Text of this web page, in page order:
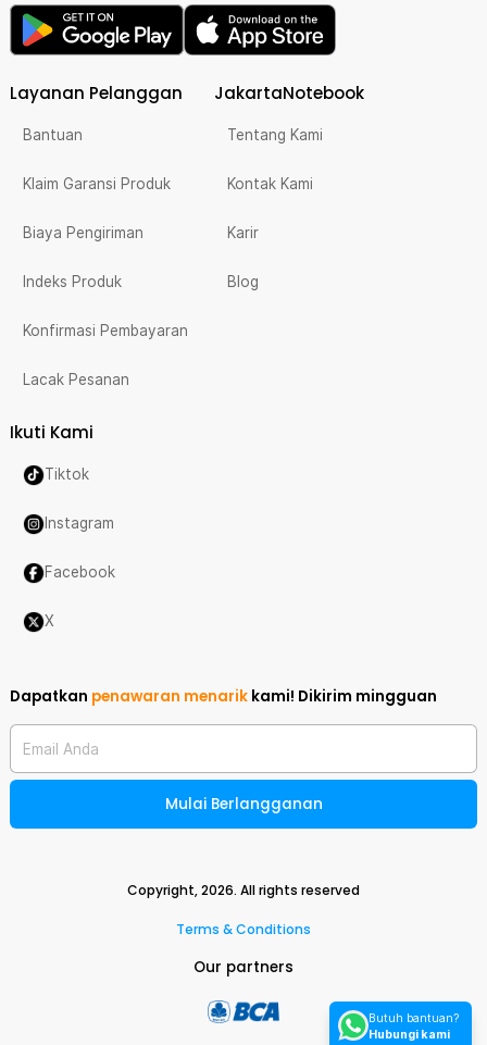
Layanan Pelanggan
Bantuan
Klaim Garansi Produk
Biaya Pengiriman
Indeks Produk
Konfirmasi Pembayaran
Lacak Pesanan
JakartaNotebook
Tentang Kami
Kontak Kami
Karir
Blog
Ikuti Kami
Tiktok
Instagram
Facebook
X
Dapatkan penawaran menarik kami! Dikirim mingguan
Email Anda
Mulai Berlangganan
Copyright,2026. All rights reserved
Terms & Conditions
Our partners
Butuh bantuan?
Hubungi kami